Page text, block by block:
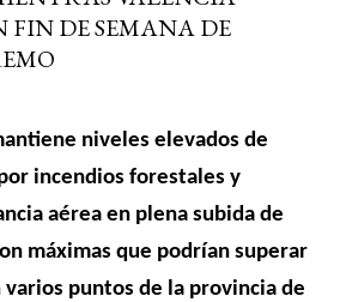
DE SEMANA DE
niveles elevados de
incendios forestales y
aérea en plena subida de
máximas que podrían superar
varios puntos de la provincia de